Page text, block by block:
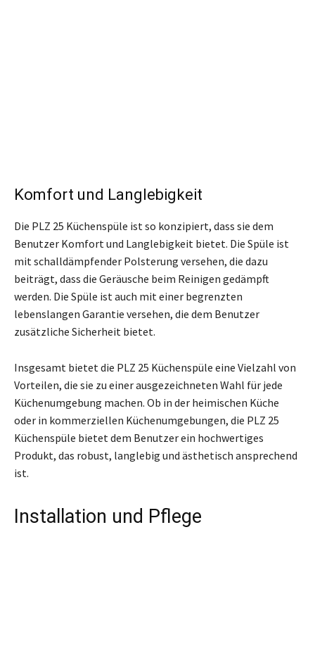
Komfort und Langlebigkeit
Die PLZ 25 Küchenspüle ist so konzipiert, dass sie dem
Benutzer Komfort und Langlebigkeit bietet. Die Spüle ist
mit schalldämpfender Polsterung versehen, die dazu
beiträgt, dass die Geräusche beim Reinigen gedämpft
werden. Die Spüle ist auch mit einer begrenzten
lebenslangen Garantie versehen, die dem Benutzer
zusätzliche Sicherheit bietet.
Insgesamt bietet die PLZ 25 Küchenspüle eine Vielzahl von
Vorteilen, die sie zu einer ausgezeichneten Wahl für jede
Küchenumgebung machen. Ob in der heimischen Küche
oder in kommerziellen Küchenumgebungen, die PLZ 25
Küchenspüle bietet dem Benutzer ein hochwertiges
Produkt, das robust, langlebig und ästhetisch ansprechend
ist.
Installation und Pflege